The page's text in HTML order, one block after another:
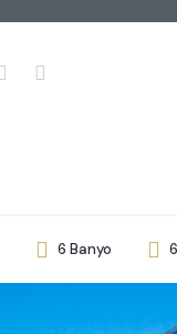
6 Banyo